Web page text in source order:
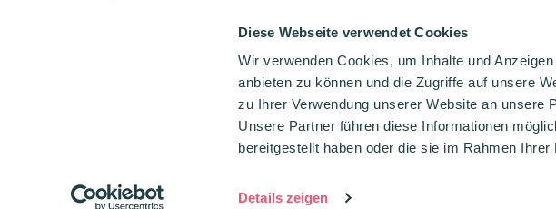
Diese Webseite verwendet Cookies
Wir verwenden Cookies, um Inhalte und
anbieten zu können und die Zugriffe auf unsere
zu Ihrer Verwendung unserer Website an unsere
Unsere Partner führen diese Informationen
bereitgestellt haben oder die sie im Rahmen
Details zeigen